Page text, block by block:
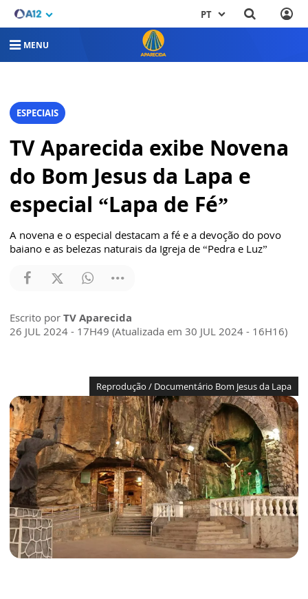
PT
MENU
ESPECIAIS
TV Aparecida exibe Novena
do Bom Jesus da Lapa e
especial “Lapa de Fé”
A novena e o especial destacam a fé e a devoção do povo
baiano e as belezas naturais da Igreja de “Pedra e Luz”
Escrito por TV Aparecida
26 JUL 2024 - 17H49 (Atualizada em 30 JUL 2024 - 16H16)
Reprodução / Documentário Bom Jesus da Lapa